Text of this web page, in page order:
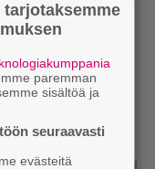
paremman
sisältöä ja
seuraavasti
evästeitä